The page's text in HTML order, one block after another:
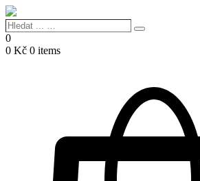
Hledat
...
…
Search
0
0 Kč 0 items